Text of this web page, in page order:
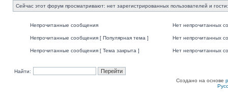
Сейчас этот форум просматривают: нет зарегистрированных пользователей и
Непрочитанные сообщения Нет непрочитанных
Непрочитанные сообщения [ Популярная тема ] Нет непрочитанных
Непрочитанные сообщения [ Тема закрыта ] Нет непрочитанных
Найти:
Создано на основе